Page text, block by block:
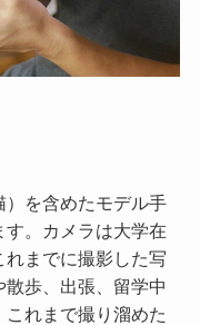
を含めたモデル手
。カメラは大学在
までに撮影した写
歩、出張、留学中
れまで撮り溜めた